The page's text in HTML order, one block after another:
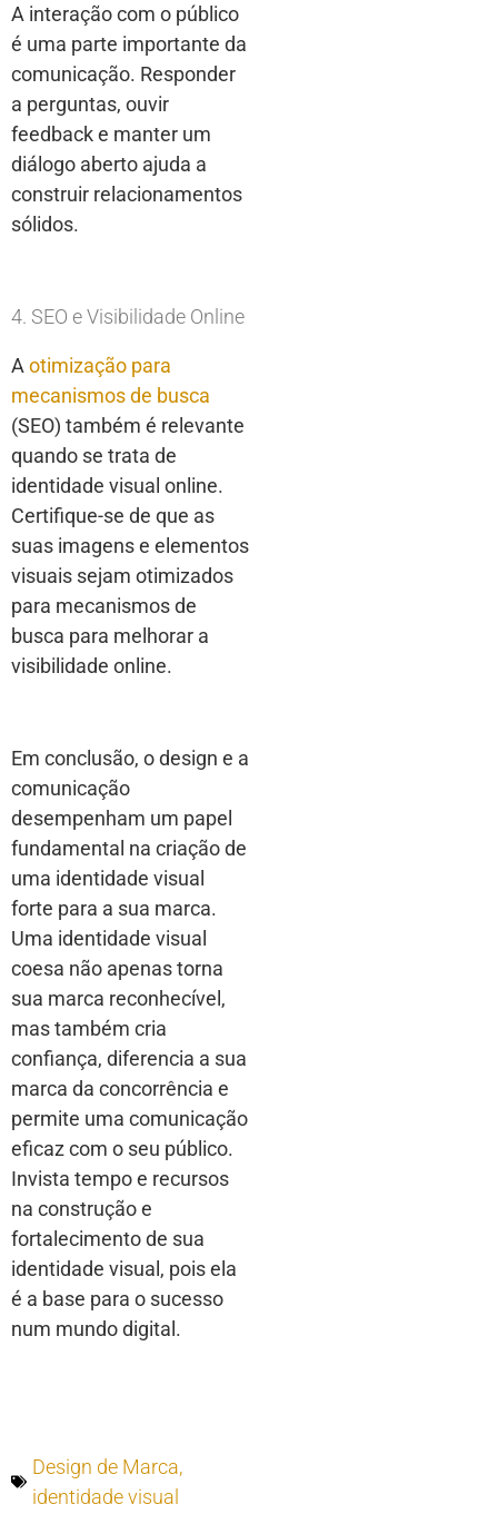
A interação com o público
é uma parte importante da
comunicação. Responder
a perguntas, ouvir
feedback e manter um
diálogo aberto ajuda a
construir relacionamentos
sólidos.
4. SEO e Visibilidade Online
A otimização para
mecanismos de busca
(SEO) também é relevante
quando se trata de
identidade visual online.
Certifique-se de que as
suas imagens e elementos
visuais sejam otimizados
para mecanismos de
busca para melhorar a
visibilidade online.
Em conclusão, o design e a
comunicação
desempenham um papel
fundamental na criação de
uma identidade visual
forte para a sua marca.
Uma identidade visual
coesa não apenas torna
sua marca reconhecível,
mas também cria
confiança, diferencia a sua
marca da concorrência e
permite uma comunicação
eficaz com o seu público.
Invista tempo e recursos
na construção e
fortalecimento de sua
identidade visual, pois ela
é a base para o sucesso
num mundo digital.
Design de Marca,
identidade visual